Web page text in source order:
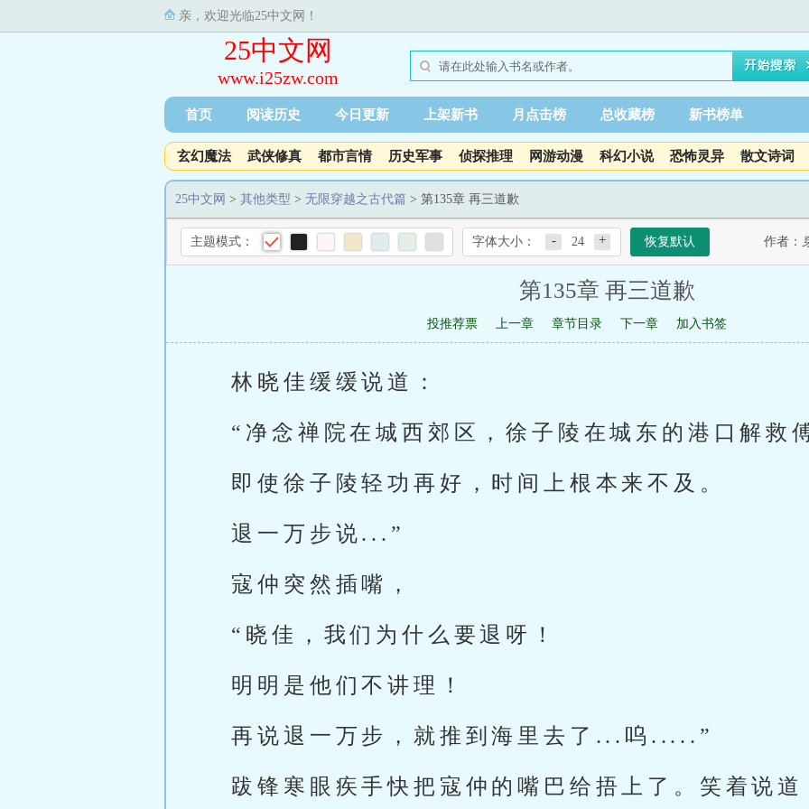
亲，欢迎光临25中文网！
25中文网
www.i25zw.com
首页 阅读历史 今日更新 上架新书 月点击榜 总收藏榜 新书榜单
玄幻魔法 武侠修真 都市言情 历史军事 侦探推理 网游动漫 科幻小说 恐怖灵异 散文诗词
25中文网 > 其他类型 > 无限穿越之古代篇 > 第135章 再三道歉
主题模式： 字体大小： - 24 + 恢复默认 作者：
第135章 再三道歉
投推荐票 上一章 章节目录 下一章 加入书签
林晓佳缓缓说道：
“净念禅院在城西郊区，徐子陵在城东的港口解救
即使徐子陵轻功再好，时间上根本来不及。
退一万步说...”
寇仲突然插嘴，
“晓佳，我们为什么要退呀！
明明是他们不讲理！
再说退一万步，就推到海里去了...呜.....”
跋锋寒眼疾手快把寇仲的嘴巴给捂上了。笑着说道